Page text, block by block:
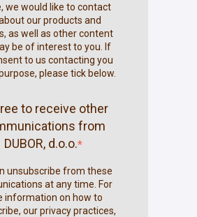
we would like to contact
our products and
as well as other content
be of interest to you. If
to us contacting you
please tick below.
to receive other
from
DUBOR, d.o.o.*
unsubscribe from these
at any time. For
information on how to
our privacy practices,